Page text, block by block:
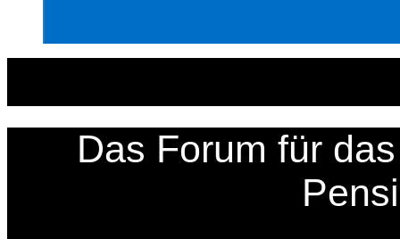
Das Forum für